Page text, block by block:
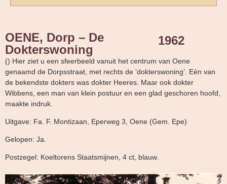
OENE, Dorp – De
Dokterswoning
1962
() Hier ziet u een sfeerbeeld vanuit het centrum van Oene
genaamd de Dorpsstraat, met rechts de ‘dokterswoning’. Eén van
de bekendste dokters was dokter Heeres. Maar ook dokter
Wibbens, een man van klein postuur en een glad geschoren hoofd,
maakte indruk.
Uitgave: Fa. F. Montizaan, Eperweg 3, Oene (Gem. Epe)
Gelopen: Ja.
Postzegel: Koeltorens Staatsmijnen, 4 ct, blauw.